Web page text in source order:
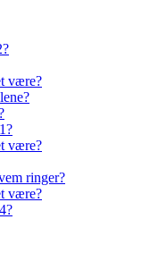
være?
være?
ringer?
være?